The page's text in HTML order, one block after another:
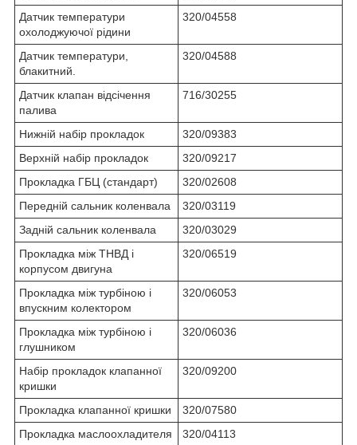
Датчик температури
охолоджуючої рідини
320/04558
Датчик температури,
блакитний.
320/04588
Датчик клапан відсічення
палива
716/30255
Нижній набір прокладок
320/09383
Верхній набір прокладок
320/09217
Прокладка ГБЦ (стандарт)
320/02608
Передній сальник коленвала
320/03119
Задній сальник коленвала
320/03029
Прокладка між ТНВД і
корпусом двигуна
320/06519
Прокладка між турбіною і
впускним колектором
320/06053
Прокладка між турбіною і
глушником
320/06036
Набір прокладок клапанної
кришки
320/09200
Прокладка клапанної кришки
320/07580
Прокладка маслоохладителя
320/04113